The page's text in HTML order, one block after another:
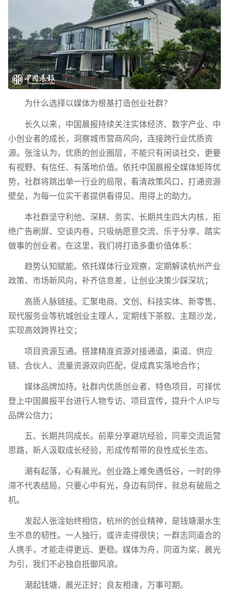
为什么选择以媒体为根基打造创业社群？
长久以来，中国晨报持续关注实体经济、数字产业、中
小创业者的成长，洞察城市营商风向，连接跨行业优质资
源。张淦认为，优质的创业圈层，不能只有闲谈社交，更要
有视野、有信任、有落地价值。依托中国晨报全媒体矩阵优
势，社群将跳出单一行业的局限，看清政策风口，打通资源
壁垒，为每一位实干者提供看得见、用得上的助力。
本社群坚守利他、深耕、务实、长期共生四大内核，拒
绝广告刷屏、空谈内卷，只吸纳愿意交流、乐于分享、踏实
做事的创业者。在这里，我们将打造多重价值体系：
趋势认知赋能。依托媒体行业观察，定期解读杭州产业
政策、市场新风向，补齐信息差，让创业决策少踩深坑；
高质人脉链接。汇聚电商、文创、科技实体、新零售、
现代服务业等杭城创业主理人，定期线下茶叙、主题沙龙，
实现高效跨界社交；
项目资源互通。搭建精准资源对接通道，渠道、供应
链、合伙人、流量资源双向匹配，促成真实落地合作；
媒体品牌加持。社群内优质创业者、特色项目，可择优
登上中国晨报平台进行人物专访、项目宣传，提升个人IP与
品牌公信力；
五、长期共同成长。前辈分享避坑经验，同辈交流运营
思路，新人汲取成长经验，形成传帮带的良性成长生态。
潮有起落，心有晨光。创业路上难免遇低谷，一时的停
滞不代表结局，只要心中有光，身边有同伴，就总有破局之
机。
发起人张淦始终相信，杭州的创业精神，是钱塘潮水生
生不息的韧性。一人独行，或许走得很快；一群志同道合的
人携手，才能走得更远、更稳。媒体为舟，同道为桨，晨光
为引，我们不必独自抵御风浪。
潮起钱塘，晨光正好；良友相逢，万事可期。